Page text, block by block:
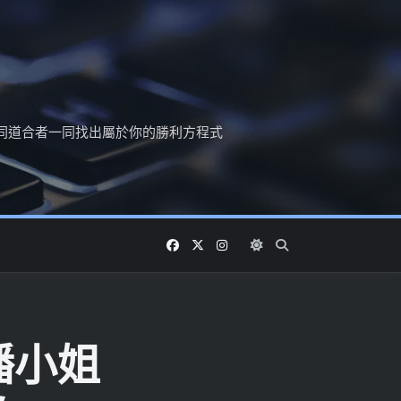
合者一同找出屬於你的勝利方程式
小姐